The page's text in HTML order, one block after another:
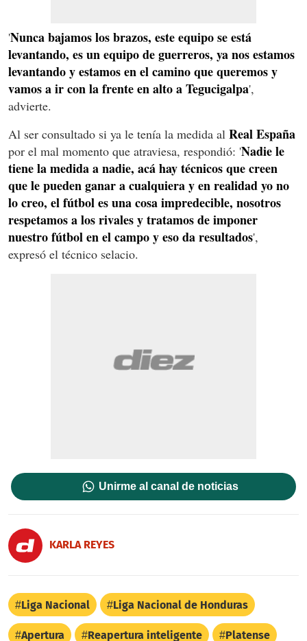
'Nunca bajamos los brazos, este equipo se está
levantando, es un equipo de guerreros, ya nos estamos
levantando y estamos en el camino que queremos y
vamos a ir con la frente en alto a Tegucigalpa',
advierte.
Al ser consultado si ya le tenía la medida al Real España
por el mal momento que atraviesa, respondió: 'Nadie le
tiene la medida a nadie, acá hay técnicos que creen
que le pueden ganar a cualquiera y en realidad yo no
lo creo, el fútbol es una cosa impredecible, nosotros
respetamos a los rivales y tratamos de imponer
nuestro fútbol en el campo y eso da resultados',
expresó el técnico selacio.
Unirme al canal de noticias
KARLA REYES
Liga Nacional Liga Nacional de Honduras
Apertura Reapertura inteligente Platense